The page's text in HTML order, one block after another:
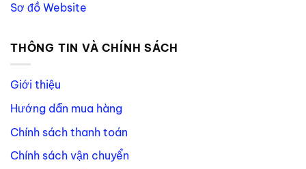
Sơ đồ Website
THÔNG TIN VÀ CHÍNH SÁCH
Giới thiệu
Hướng dẫn mua hàng
Chính sách thanh toán
Chính sách vận chuyển